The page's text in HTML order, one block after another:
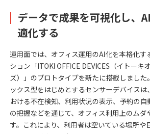
データで成果を可視化し、
適化する
運用面では、オフィス運用のAI化を本格化す
ション「ITOKI OFFICE DEVICES（イトーキ
ズ）」のプロトタイプを新たに搭載しまし
ックス型をはじめとするセンサーデバイス
おける不在検知、利用状況の表示、予約の
の把握などを通じて、オフィス利用上のムダ
す。これにより、利用者は空いている場所や